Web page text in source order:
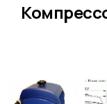
О компании
Доставка